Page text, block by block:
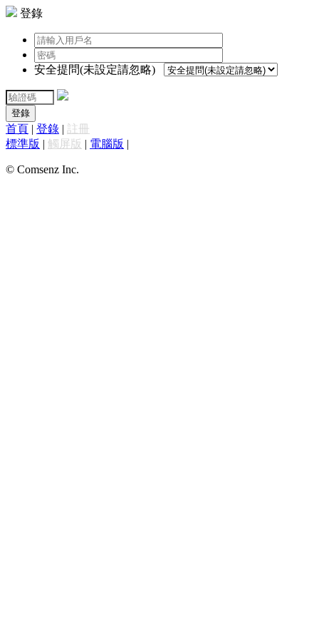
登錄
安全提問(未設定請忽略)
登錄
首頁 | 登錄 | 註冊
標準版 | 觸屏版 | 電腦版 |
© Comsenz Inc.